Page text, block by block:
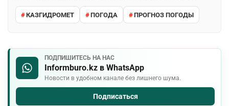
КАЗГИДРОМЕТ ПОГОДА ПРОГНОЗ ПОГОДЫ
ПОДПИШИТЕСЬ НА НАС
Informburo.kz в WhatsApp
Новости в удобном канале без лишнего шума.
Подписаться